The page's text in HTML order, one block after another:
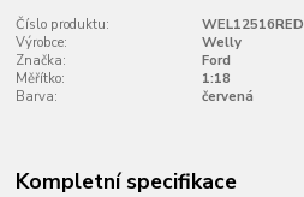
Číslo produktu:
WEL12516RED
Výrobce:
Welly
Značka:
Ford
Měřítko:
1:18
Barva:
červená
Kompletní specifikace